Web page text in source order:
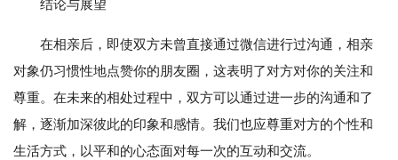
结论与展望
在相亲后，即使双方未曾直接通过微信进行过沟通，相亲
对象仍习惯性地点赞你的朋友圈，这表明了对方对你的关注和
尊重。在未来的相处过程中，双方可以通过进一步的沟通和了
解，逐渐加深彼此的印象和感情。我们也应尊重对方的个性和
生活方式，以平和的心态面对每一次的互动和交流。